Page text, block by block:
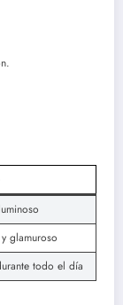
glamuroso
todo el día